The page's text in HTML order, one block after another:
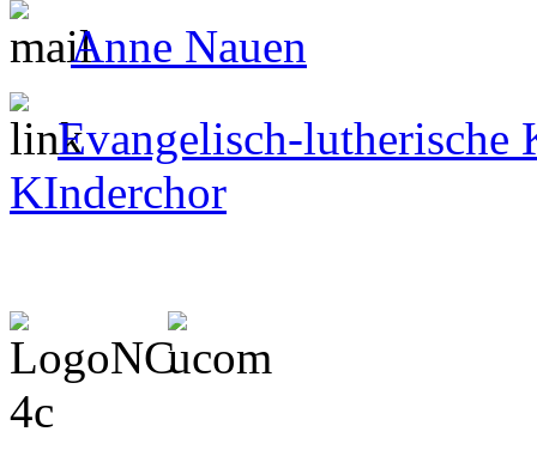
Anne Nauen
Evangelisch-lutherische
KInderchor